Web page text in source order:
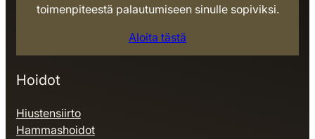
Hoidot
Hiustensiirto
Hammashoidot
toimenpiteestä palautumiseen sinulle sopiviksi.
Aloita tästä